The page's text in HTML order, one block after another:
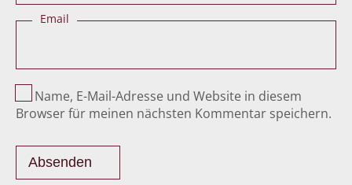
Email
Name, E-Mail-Adresse und Website in diesem
Browser für meinen nächsten Kommentar speichern.